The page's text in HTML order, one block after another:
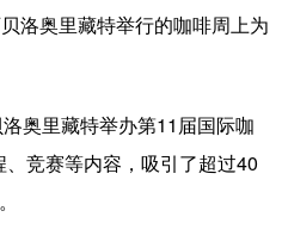
奥里藏特举行的咖啡周上为
里藏特举办第11届国际咖
竞赛等内容，吸引了超过40